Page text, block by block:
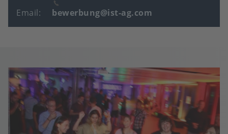
Email
bewerbung@ist-ag.com